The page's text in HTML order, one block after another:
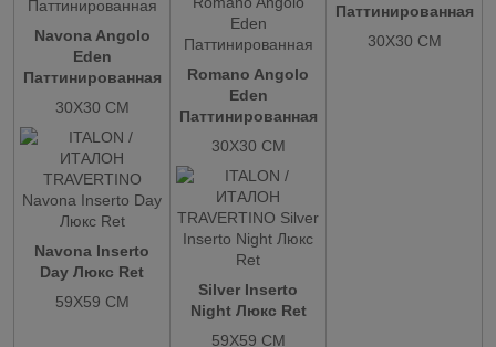
Navona Angolo
Eden
Паттинированная
30X30 СМ
Navona Inserto
Day Люкс Ret
59X59 СМ
Romano Angolo
Eden
Паттинированная
30X30 СМ
Silver Inserto
Night Люкс Ret
59X59 СМ
Паттинированная
30X30 СМ